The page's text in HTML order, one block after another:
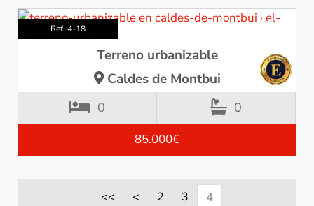
Ref. 4-18
Terreno urbanizable
Caldes de Montbui
0 0
85.000€
<< < 2 3 4